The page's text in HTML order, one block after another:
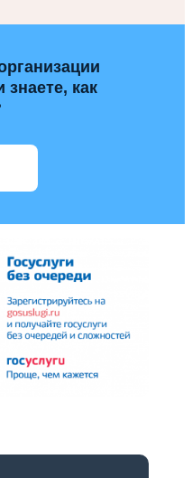
знаете, как